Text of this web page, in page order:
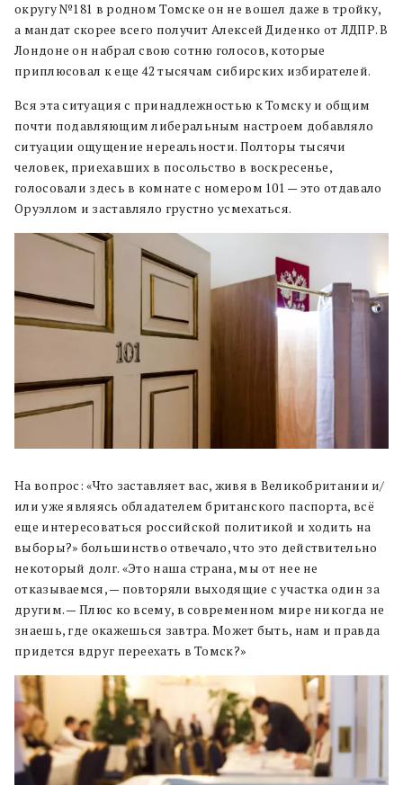
округу №181 в родном Томске он не вошел даже в тройку,
а мандат скорее всего получит Алексей Диденко от ЛДПР. В
Лондоне он набрал свою сотню голосов, которые
приплюсовал к еще 42 тысячам сибирских избирателей.
Вся эта ситуация с принадлежностью к Томску и общим
почти подавляющим либеральным настроем добавляло
ситуации ощущение нереальности. Полторы тысячи
человек, приехавших в посольство в воскресенье,
голосовали здесь в комнате с номером 101 — это отдавало
Оруэллом и заставляло грустно усмехаться.
На вопрос: «Что заставляет вас, живя в Великобритании и/
или уже являясь обладателем британского паспорта, всё
еще интересоваться российской политикой и ходить на
выборы?» большинство отвечало, что это действительно
некоторый долг. «Это наша страна, мы от нее не
отказываемся, — повторяли выходящие с участка один за
другим. — Плюс ко всему, в современном мире никогда не
знаешь, где окажешься завтра. Может быть, нам и правда
придется вдруг переехать в Томск?»